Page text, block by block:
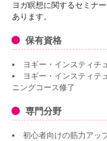
ヨガ瞑想に関するセミナ
あります。
保有資格
ヨギー・インスティチ
ヨギー・インスティテ
ニングコース修了
専門分野
初心者向けの筋力アッ